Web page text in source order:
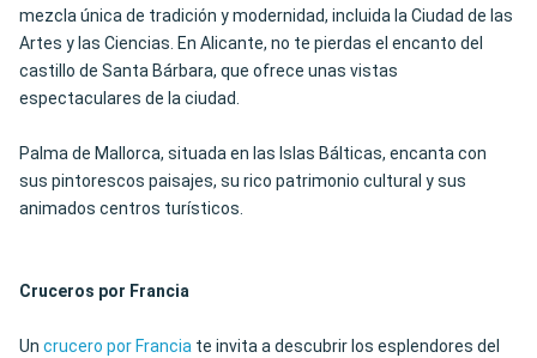
mezcla única de tradición y modernidad, incluida la Ciudad de las
Artes y las Ciencias. En Alicante, no te pierdas el encanto del
castillo de Santa Bárbara, que ofrece unas vistas
espectaculares de la ciudad.
Palma de Mallorca, situada en las Islas Bálticas, encanta con
sus pintorescos paisajes, su rico patrimonio cultural y sus
animados centros turísticos.
Cruceros por Francia
Un crucero por Francia te invita a descubrir los esplendores del